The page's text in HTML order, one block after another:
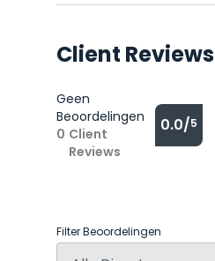
Client Reviews
Geen
Beoordelingen
0 Client
Reviews
0.0/5
Filter Beoordelingen